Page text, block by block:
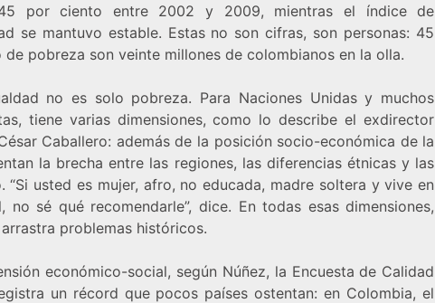
por ciento entre 2002 y 2009, mientras el índice de
se mantuvo estable. Estas no son cifras, son personas: 45
de pobreza son veinte millones de colombianos en la olla.
no es solo pobreza. Para Naciones Unidas y muchos
tiene varias dimensiones, como lo describe el exdirector
Caballero: además de la posición socio-económica de la
la brecha entre las regiones, las diferencias étnicas y las
“Si usted es mujer, afro, no educada, madre soltera y vive en
no sé qué recomendarle”, dice. En todas esas dimensiones,
problemas históricos.
económico-social, según Núñez, la Encuesta de Calidad
un récord que pocos países ostentan: en Colombia, el